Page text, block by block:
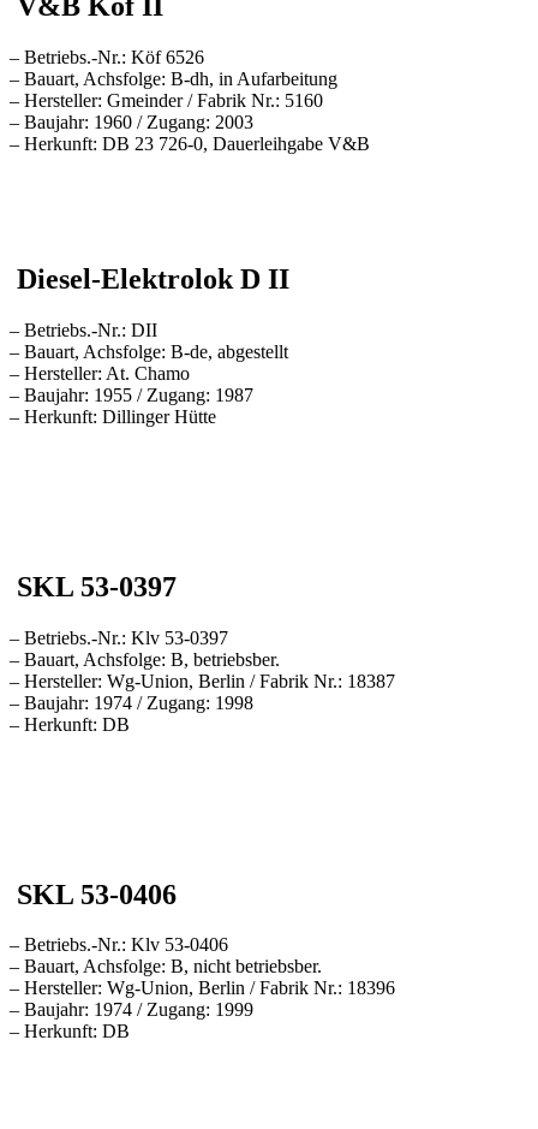
V&B Köf II
– Betriebs.-Nr.: Köf 6526
– Bauart, Achsfolge: B-dh, in Aufarbeitung
– Hersteller: Gmeinder / Fabrik Nr.: 5160
– Baujahr: 1960 / Zugang: 2003
– Herkunft: DB 23 726-0, Dauerleihgabe V&B
Diesel-Elektrolok D II
– Betriebs.-Nr.: DII
– Bauart, Achsfolge: B-de, abgestellt
– Hersteller: At. Chamo
– Baujahr: 1955 / Zugang: 1987
– Herkunft: Dillinger Hütte
SKL 53-0397
– Betriebs.-Nr.: Klv 53-0397
– Bauart, Achsfolge: B, betriebsber.
– Hersteller: Wg-Union, Berlin / Fabrik Nr.: 18387
– Baujahr: 1974 / Zugang: 1998
– Herkunft: DB
SKL 53-0406
– Betriebs.-Nr.: Klv 53-0406
– Bauart, Achsfolge: B, nicht betriebsber.
– Hersteller: Wg-Union, Berlin / Fabrik Nr.: 18396
– Baujahr: 1974 / Zugang: 1999
– Herkunft: DB